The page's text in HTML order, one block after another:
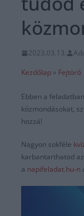
2023.03.13.
Kezdőlap » Fejtörő
Ebben a
közmondásokat,
hozzá!
Nagyon sokféle
karbantarthatod
a napifeladat.hu-n